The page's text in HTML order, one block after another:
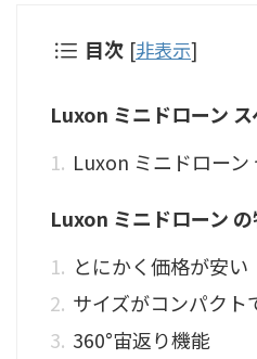
目次 [非表示]
Luxon ミニドローン ス
Luxon ミニドローン
Luxon ミニドローン
とにかく価格が安い
サイズがコンパクト
360°宙返り機能